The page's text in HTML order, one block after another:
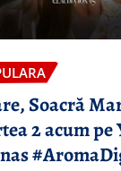
Soacră
2 acum pe